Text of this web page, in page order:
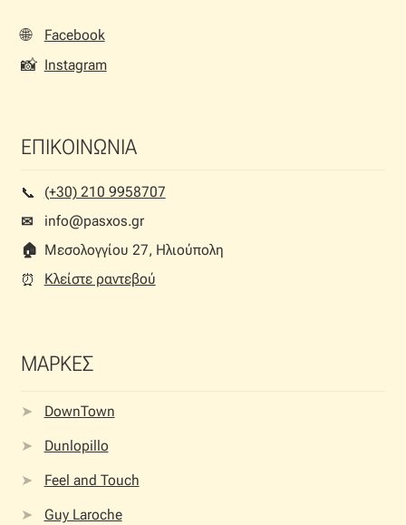
🌐 Facebook
📸 Instagram
ΕΠΙΚΟΙΝΩΝΙΑ
📞︎
(+30) 210 9958707
✉
info@pasxos.gr
🏠︎ Μεσολογγίου 27, Ηλιούπολη
⏰︎
Κλείστε ραντεβού
ΜΑΡΚΕΣ
DownTown
Dunlopillo
Feel and Touch
Guy Laroche